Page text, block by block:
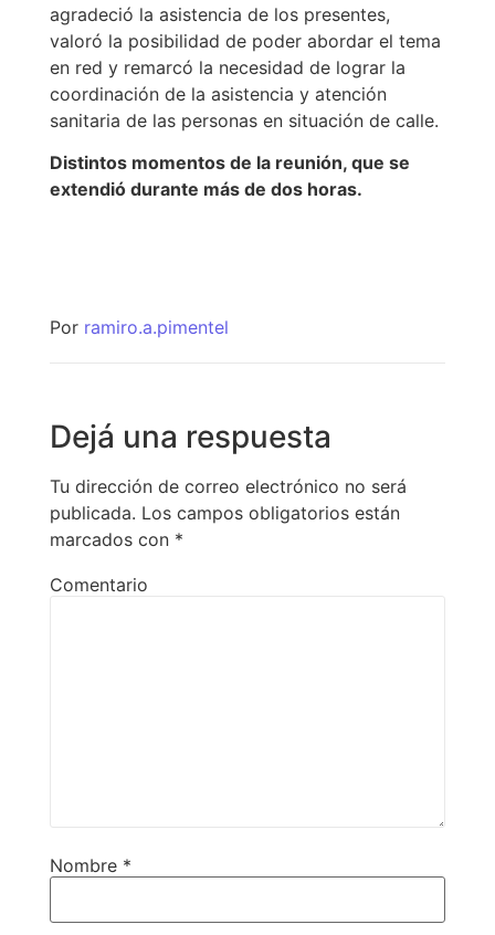
agradeció la asistencia de los presentes,
valoró la posibilidad de poder abordar el tema
en red y remarcó la necesidad de lograr la
coordinación de la asistencia y atención
sanitaria de las personas en situación de calle.
Distintos momentos de la reunión, que se
extendió durante más de dos horas.
Por ramiro.a.pimentel
Dejá una respuesta
Tu dirección de correo electrónico no será
publicada. Los campos obligatorios están
marcados con *
Comentario
Nombre *